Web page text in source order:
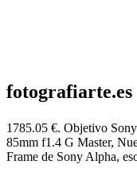
fotografiarte.es
Objetivo Sony | 85mm
1785.05 €. Objetivo
85mm f1.4 G Master,
Frame de Sony Alpha,